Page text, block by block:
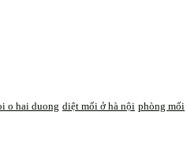
o hai duong diệt mối ở hà nội phòng mối